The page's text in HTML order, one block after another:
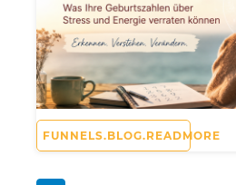
FUNNELS.BLOG.READMORE